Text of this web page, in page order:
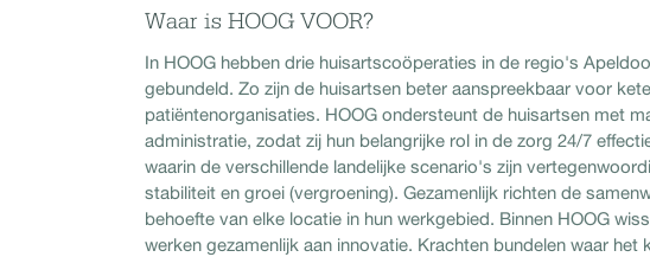
Waar is HOOG VOOR?
In HOOG hebben drie huisartscoöperaties in de regio's
gebundeld. Zo zijn de huisartsen beter aanspreekbaar voor
patiëntenorganisaties. HOOG ondersteunt de huisartsen met
administratie, zodat zij hun belangrijke rol in de zorg 24/7
waarin de verschillende landelijke scenario's zijn
stabiliteit en groei (vergroening). Gezamenlijk richten de
behoefte van elke locatie in hun werkgebied. Binnen HOOG
werken gezamenlijk aan innovatie. Krachten bundelen waar het